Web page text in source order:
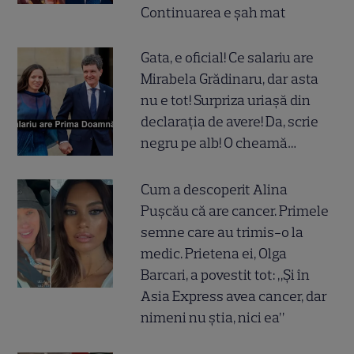
Continuarea e șah mat
Gata, e oficial! Ce salariu are
Mirabela Grădinaru, dar asta
nu e tot! Surpriza uriașă din
declarația de avere! Da, scrie
negru pe alb! O cheamă…
Cum a descoperit Alina
Pușcău că are cancer. Primele
semne care au trimis-o la
medic. Prietena ei, Olga
Barcari, a povestit tot: „Și în
Asia Express avea cancer, dar
nimeni nu știa, nici ea”